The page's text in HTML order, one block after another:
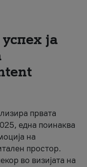
ја
првата
една поинаква
на
простор.
во визијата на